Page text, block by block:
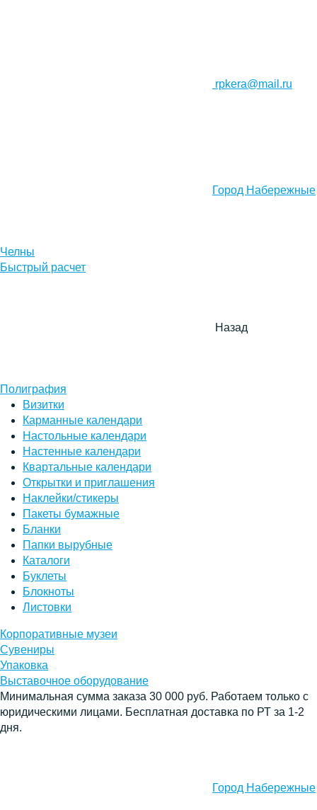
rpkera@mail.ru
Город Набережные
Челны
Быстрый расчет
Назад
Полиграфия
Визитки
Карманные календари
Настольные календари
Настенные календари
Квартальные календари
Открытки и приглашения
Наклейки/стикеры
Пакеты бумажные
Бланки
Папки вырубные
Каталоги
Буклеты
Блокноты
Листовки
Корпоративные музеи
Сувениры
Упаковка
Выставочное оборудование
Минимальная сумма заказа 30 000 руб. Работаем только с
юридическими лицами. Бесплатная доставка по РТ за 1-2
дня.
Город Набережные